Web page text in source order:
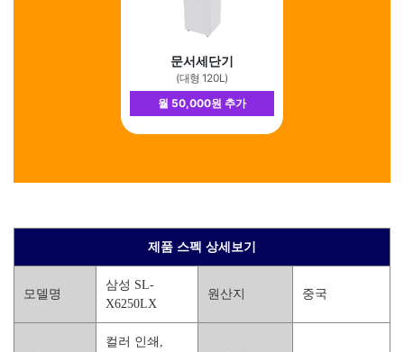
문서세단기
(대형 120L)
월 50,000원 추가
제품 스펙 상세보기
모델명
삼성 SL-
X6250LX
원산지 중국
컬러 인쇄,